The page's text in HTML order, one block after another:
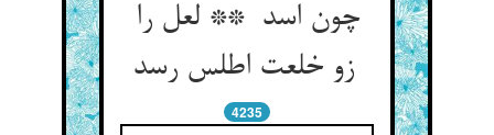
چون اسد ** لعل را
زو خلعت اطلس رسد
4235